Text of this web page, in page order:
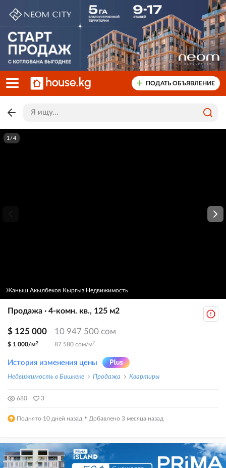
ПОДАТЬ ОБЪЯВЛЕНИЕ
1/4
Жаныш Акылбеков Кыргыз Недвижимость
Продажа · 4-комн. кв., 125 м2
$ 125 000 10 947 500 сом
$ 1 000/м2 87 580 сом/м2
История изменения цены
Недвижимость в Бишкеке Продажа Квартиры
680 3
Поднято 10 дней назад · Добавлено 3 месяца назад